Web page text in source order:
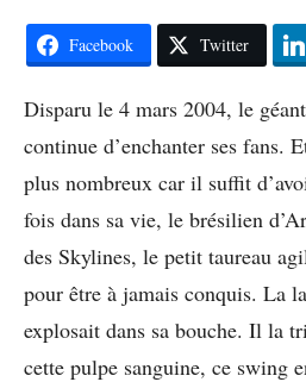
Facebook Twitter
Disparu le 4 mars 2004, le
continue d’enchanter ses fans.
plus nombreux car il suffit
fois dans sa vie, le brésilien
des Skylines, le petit taureau
pour être à jamais conquis. La
explosait dans sa bouche. Il la
cette pulpe sanguine, ce swing